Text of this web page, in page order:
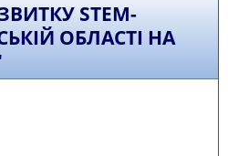
STEM-
ОБЛАСТІ НА